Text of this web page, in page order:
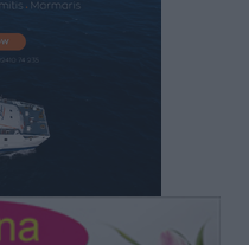
στις 21 Αυγούστου
Επιτροπής Ρόδου